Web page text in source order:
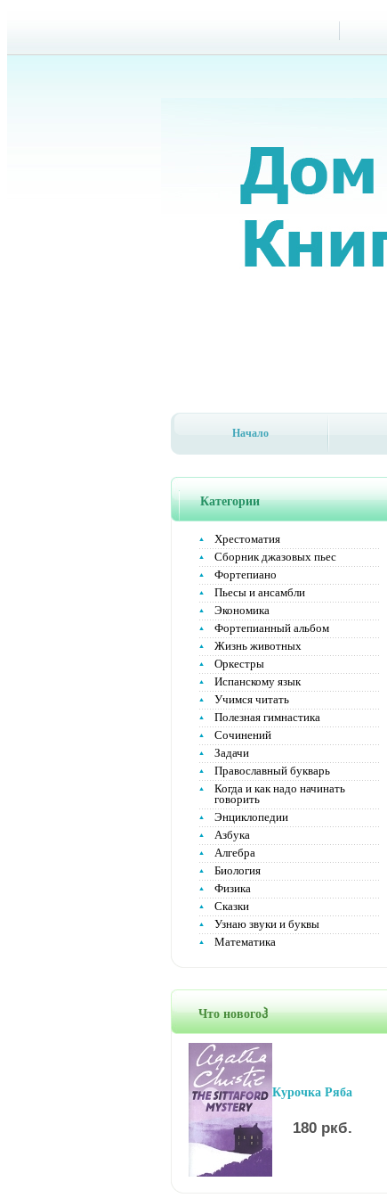
Начало
Категории
Хрестоматия
Сборник джазовых пьес
Фортепиано
Пьесы и ансамбли
Экономика
Фортепианный альбом
Жизнь животных
Оркестры
Испанскому язык
Учимся читать
Полезная гимнастика
Сочинений
Задачи
Православный букварь
Когда и как надо начинать
говорить
Энциклопедии
Азбука
Алгебра
Биология
Физика
Сказки
Узнаю звуки и буквы
Математика
Что новогоჰ
Курочка Ряба
180 ркб.